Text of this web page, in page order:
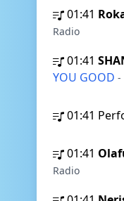
01:41
Radio
01:41
YOU GOOD -
01:41
01:41
Radio